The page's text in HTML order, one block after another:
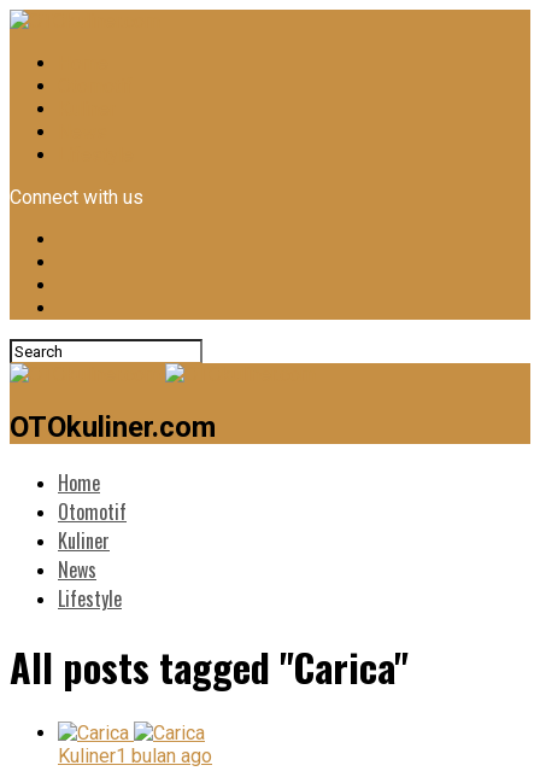
Connect with us
OTOkuliner.com
Home
Otomotif
Kuliner
News
Lifestyle
All posts tagged "Carica"
Kuliner1 bulan ago